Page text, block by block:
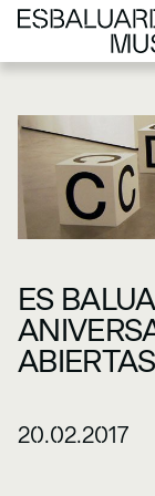
ES
ABIERTAS
20.02.2017